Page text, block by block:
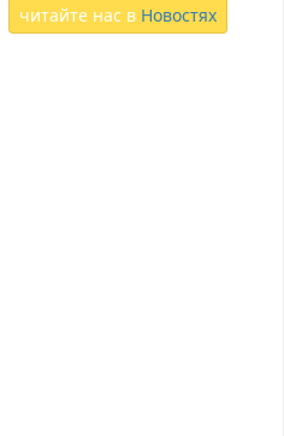
читайте нас в Новостях